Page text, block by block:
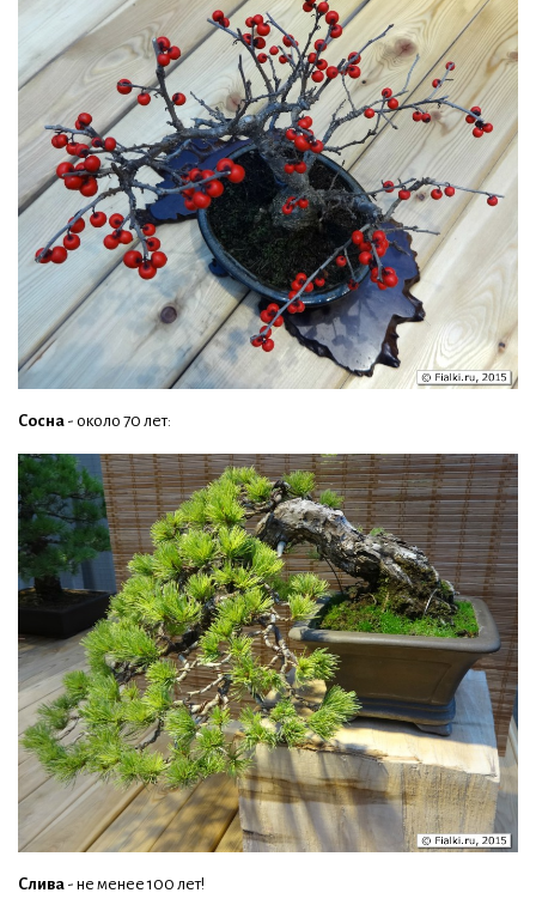
Сосна - около 70 лет:
Слива - не менее 100 лет!